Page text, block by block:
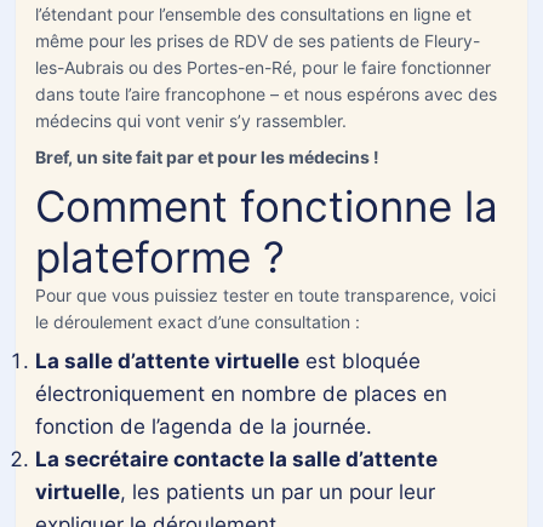
+33
NP
Nom
De la personne Malade
MM
slash
l’étendant pour l’ensemble des consultations en ligne et
même pour les prises de RDV de ses patients de Fleury-
les-Aubrais ou des Portes-en-Ré, pour le faire fonctionner
dans toute l’aire francophone – et nous espérons avec des
médecins qui vont venir s’y rassembler.
Bref, un site fait par et pour les médecins !
Comment fonctionne la
plateforme ?
Pour que vous puissiez tester en toute transparence, voici
le déroulement exact d’une consultation :
La salle d’attente virtuelle est bloquée
électroniquement en nombre de places en
fonction de l’agenda de la journée.
La secrétaire contacte la salle d’attente
virtuelle, les patients un par un pour leur